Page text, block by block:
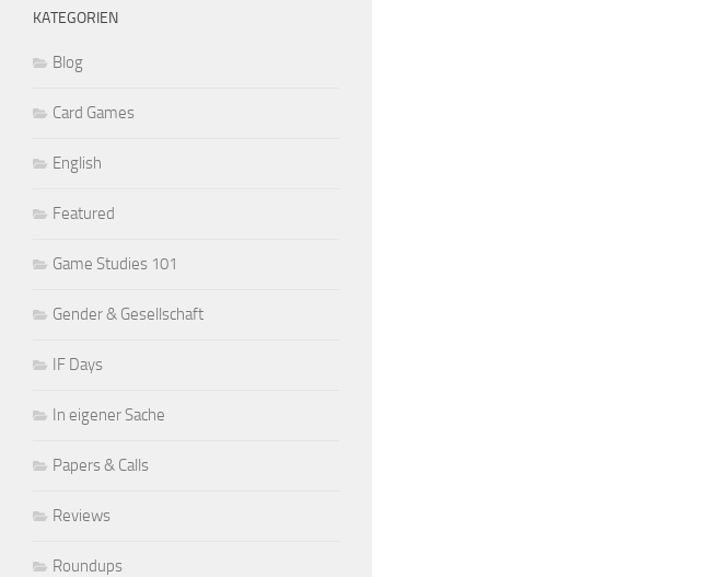
KATEGORIEN
Blog
Card Games
English
Featured
Game Studies 101
Gender & Gesellschaft
IF Days
In eigener Sache
Papers & Calls
Reviews
Roundups